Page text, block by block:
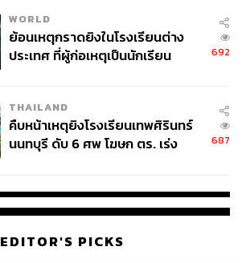
WORLD
ย้อนเหตุกราดยิงในโรงเรียนต่าง
ประเทศ ที่ผู้ก่อเหตุเป็นนักเรียน
692
THAILAND
คืบหน้าเหตุยิงโรงเรียนเทพศิรินทร์
นนทบุรี ดับ 6 ศพ โฆษก ตร. เร่ง
687
EDITOR'S PICKS